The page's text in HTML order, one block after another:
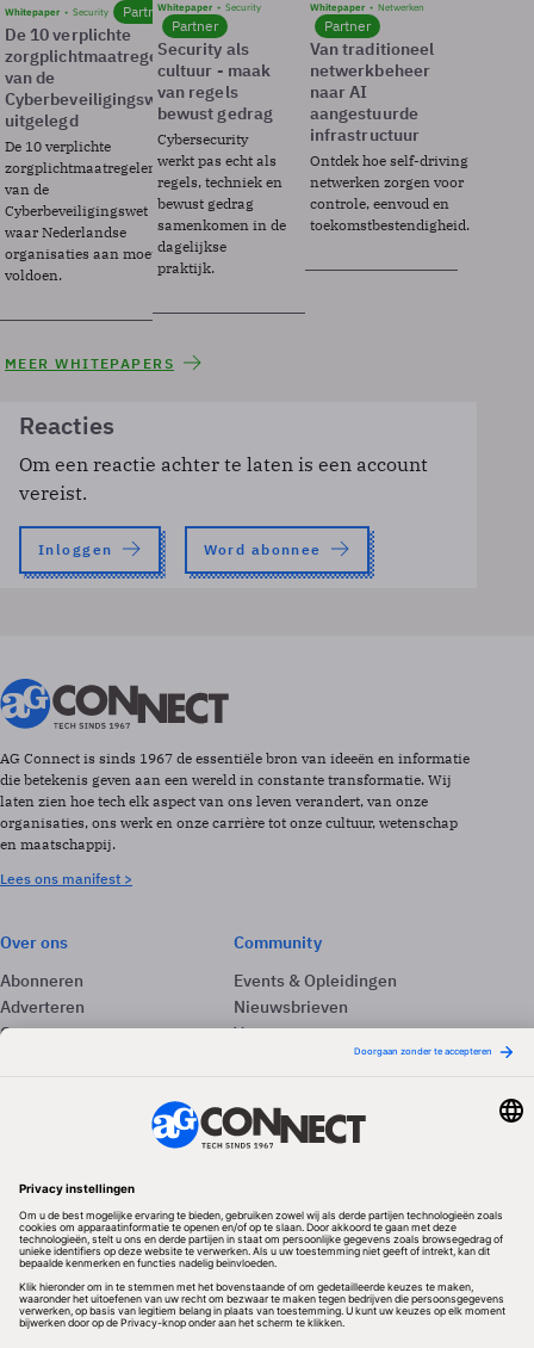
Whitepaper Security Partner
De 10 verplichte
zorgplichtmaatregelen
van de
Cyberbeveiligingswet
uitgelegd
De 10 verplichte
zorgplichtmaatregelen
van de
Cyberbeveiligingswet
waar Nederlandse
organisaties aan moeten
voldoen.
Whitepaper Security
Partner
Security als
cultuur - maak
van regels
bewust gedrag
Cybersecurity
werkt pas echt als
regels, techniek en
bewust gedrag
samenkomen in de
dagelijkse
praktijk.
Whitepaper Netwerken
Partner
Van traditioneel
netwerkbeheer
naar AI
aangestuurde
infrastructuur
Ontdek hoe self-driving
netwerken zorgen voor
controle, eenvoud en
toekomstbestendigheid.
MEER WHITEPAPERS
Reacties
Om een reactie achter te laten is een account
vereist.
Inloggen Word abonnee
AG Connect is sinds 1967 de essentiële bron van ideeën en informatie
die betekenis geven aan een wereld in constante transformatie. Wij
laten zien hoe tech elk aspect van ons leven verandert, van onze
organisaties, ons werk en onze carrière tot onze cultuur, wetenschap
en maatschappij.
Lees ons manifest >
Over ons
Abonneren
Adverteren
Contact
Community
Events & Opleidingen
Nieuwsbrieven
Vacatures
Redactionele partner